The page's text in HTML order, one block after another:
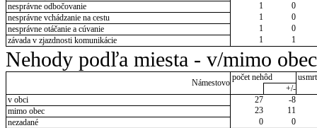
nesprávne odbočovanie
1
0
nesprávne vchádzanie na cestu
1
0
nesprávne otáčanie a cúvanie
1
0
závada v zjazdnosti komunikácie
1 1
Nehody podľa miesta - v/mimo obec
Námestovo
počet nehôd
+/-
v obci
27
-8
mimo obec
23
11
nezadané
0 0